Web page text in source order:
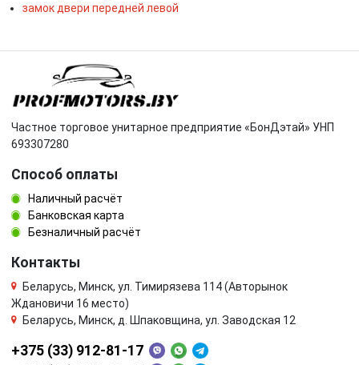
замок двери передней левой
Частное торговое унитарное предприятие «БонДэтай» УНП
693307280
Способ оплаты
Наличный расчёт
Банковская карта
Безналичный расчёт
Контакты
Беларусь, Минск, ул. Тимирязева 114 (Авторынок
Ждановичи 16 место)
Беларусь, Минск, д. Шпаковщина, ул. Заводская 12
+375 (33) 912-81-17